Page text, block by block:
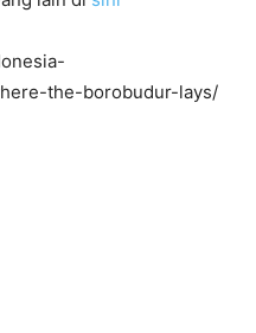
the-borobudur-lays/